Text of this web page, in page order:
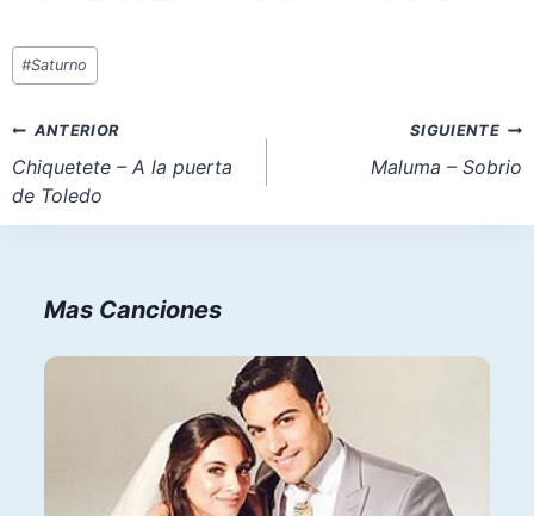
Etiquetas
de
entrada:
#Saturno
Navegación
de
entradas
ANTERIOR
Chiquetete – A la puerta
de Toledo
SIGUIENTE
Maluma – Sobrio
Mas Canciones